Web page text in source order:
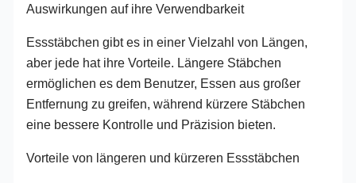
Auswirkungen auf ihre Verwendbarkeit
Essstäbchen gibt es in einer Vielzahl von Längen,
aber jede hat ihre Vorteile. Längere Stäbchen
ermöglichen es dem Benutzer, Essen aus großer
Entfernung zu greifen, während kürzere Stäbchen
eine bessere Kontrolle und Präzision bieten.
Vorteile von längeren und kürzeren Essstäbchen